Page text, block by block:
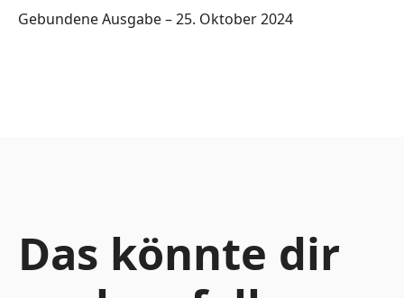
Gebundene Ausgabe – 25. Oktober 2024
Das könnte dir